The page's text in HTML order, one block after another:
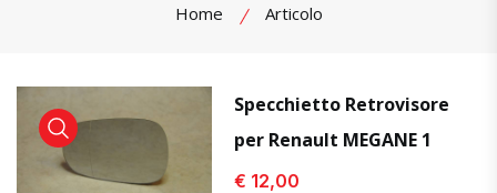
Home Articolo
visualizza prodotto visualizza prodotto
Specchietto Retrovisore
per Renault MEGANE 1
€ 12,00